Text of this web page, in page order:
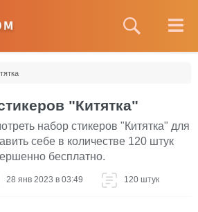
"Китятка"
набор стикеров "Китятка" для
себе в количестве 120 штук
бесплатно.
28 янв 2023 в 03:49 120 штук